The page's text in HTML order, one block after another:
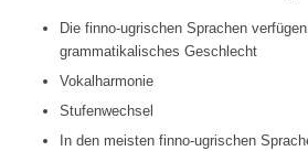
Die finno-ugrischen Sprachen
grammatikalisches Geschlecht
Vokalharmonie
Stufenwechsel
In den meisten finno-ugrischen